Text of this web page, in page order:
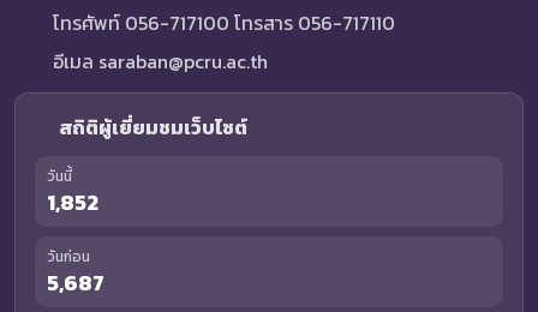
โทรศัพท์ 056-717100 โทรสาร 056-717110
อีเมล saraban@pcru.ac.th
สถิติผู้เยี่ยมชมเว็บไซต์
วันนี้
1,852
วันก่อน
5,687